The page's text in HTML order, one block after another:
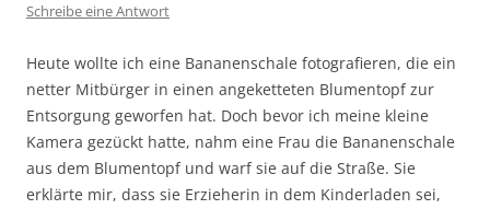
Schreibe eine Antwort
Heute wollte ich eine Bananenschale fotografieren, die ein
netter Mitbürger in einen angeketteten Blumentopf zur
Entsorgung geworfen hat. Doch bevor ich meine kleine
Kamera gezückt hatte, nahm eine Frau die Bananenschale
aus dem Blumentopf und warf sie auf die Straße. Sie
erklärte mir, dass sie Erzieherin in dem Kinderladen sei,